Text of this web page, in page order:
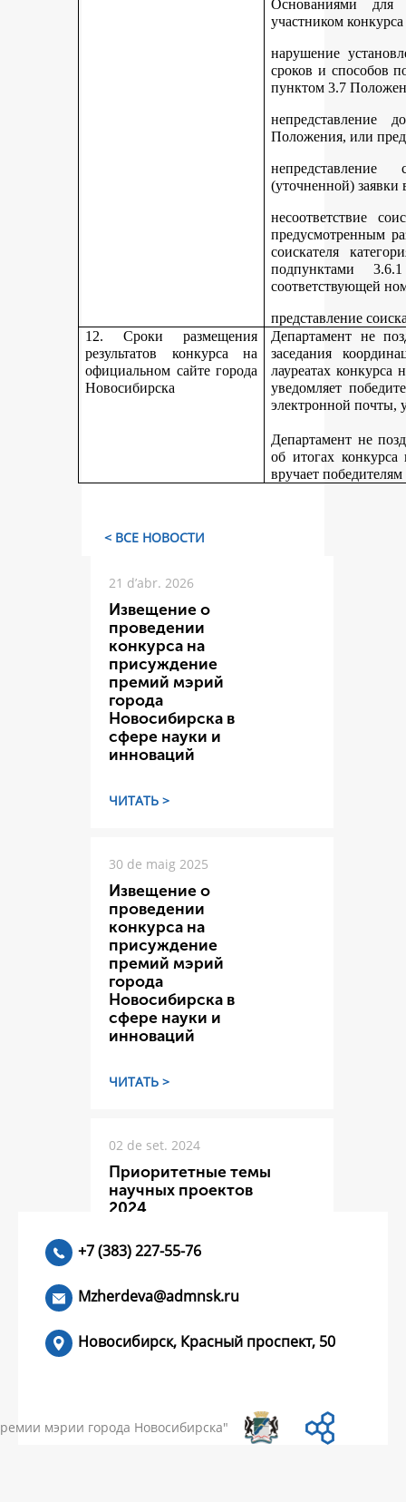
Основаниями для
участником
нарушение
сроков и способов
пунктом 3.7
непредставление
Положения, или
непредставление
(уточненной) заявки
несоответствие
предусмотренным
соискателя
подпунктами 3.6.1
соответствующей
представление
12. Сроки размещения
результатов конкурса на
официальном сайте города
Новосибирска
Департамент не
заседания
лауреатах
уведомляет
электронной почты,
Департамент не
об итогах
вручает
< ВСЕ НОВОСТИ
21 d’abr. 2026
Извещение о
проведении
конкурса на
присуждение
премий мэрий
города
Новосибирска в
сфере науки и
инноваций
ЧИТАТЬ >
30 de maig 2025
Извещение о
проведении
конкурса на
присуждение
премий мэрий
города
Новосибирска в
сфере науки и
инноваций
ЧИТАТЬ >
02 de set. 2024
Приоритетные темы
научных проектов
2024
ЧИТАТЬ >
+7 (383) 227-55-76
Mzherdeva@admnsk.ru
Новосибирск, Красный проспект, 50
мэрии города Новосибирска"